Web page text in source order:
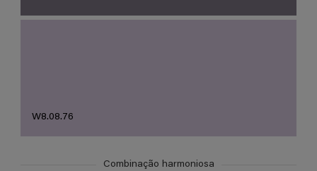
W8.08.76
Combinação harmoniosa